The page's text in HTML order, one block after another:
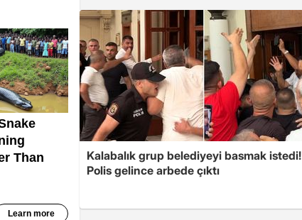
Kalabalık grup belediyeyi basmak istedi!
Polis gelince arbede çıktı